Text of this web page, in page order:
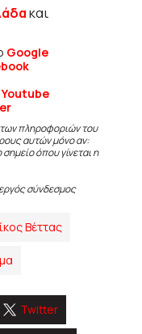
και
Google
Youtube
πληροφοριών του
αυτών μόνο αν:
σημείο όπου γίνεται η
σύνδεσμος
Βέττας
Twitter